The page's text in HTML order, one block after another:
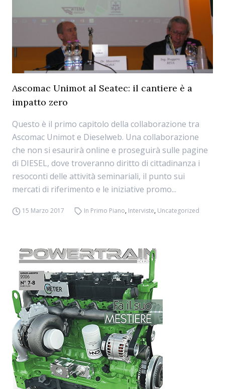
Ascomac Unimot al Seatec: il cantiere è a
impatto zero
Questo è il primo capitolo della collaborazione tra
Ascomac Unimot e Dieselweb. Una collaborazione
che non si esaurirà online e proseguirà sulle pagine
di DIESEL, dove troveranno diritto di cittadinanza i
resoconti delle attività seminariali, il punto sui
mercati di riferimento e le iniziative promo...
15 Marzo 2017 In Primo Piano, Interviste, Uncategorized